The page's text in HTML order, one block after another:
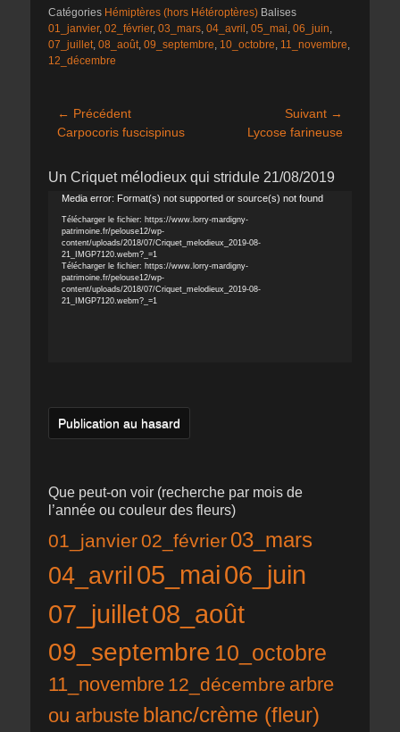
Catégories Hémiptères (hors Hétéroptères) Balises
01_janvier, 02_février, 03_mars, 04_avril , 05_mai, 06_juin,
07_juillet, 08_août, 09_septembre, 10_octobre, 11_novembre,
12_décembre
Navigation
de
← Précédent
Article
Carpocoris fuscispinus
Suivant →
Lycose farineuse
Un Criquet mélodieux qui stridule 21/08/2019
Lecteur
vidéo
Media error: Format(s) not supported or source(s) not found
Télécharger le fichier: https://www.lorry-mardigny-
patrimoine.fr/pelouse12/wp-
content/uploads/2018/07/Criquet_melodieux_2019-08-
21_IMGP7120.webm?_=1
Télécharger le fichier: https://www.lorry-mardigny-
patrimoine.fr/pelouse12/wp-
content/uploads/2018/07/Criquet_melodieux_2019-08-
21_IMGP7120.webm?_=1
Publication au hasard
Que peut-on voir (recherche par mois de
l’année ou couleur des fleurs)
01_janvier02_février 03_mars
04_avril 05_mai06_juin
07_juillet08_août
09_septembre 10_octobre
11_novembre 12_décembre arbre
ou arbuste blanc/crème (fleur)